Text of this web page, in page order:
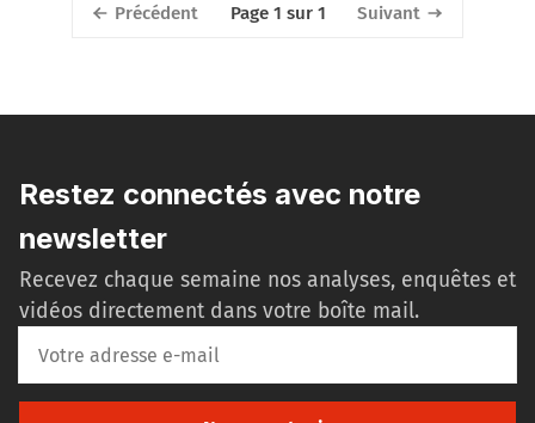
Précédent Page 1 sur 1 Suivant
Restez connectés avec notre
newsletter
Recevez chaque semaine nos analyses, enquêtes et
vidéos directement dans votre boîte mail.